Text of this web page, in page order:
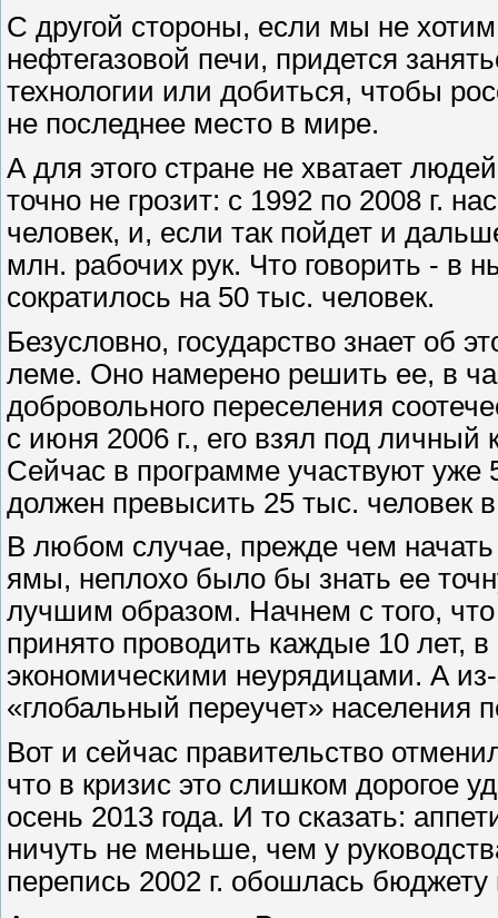
С другой стороны, если мы не
нефтегазовой печи, придется
технологии или добиться, чтобы
не последнее место в мире.
А для этого стране не хватает
точно не грозит: с 1992 по 2008 г.
человек, и, если так пойдет и
млн. рабочих рук. Что говорить - в
сократилось на 50 тыс. человек.
Безусловно, государство знает об
леме. Оно намерено решить ее, в
добровольного переселения
с июня 2006 г., его взял под
Сейчас в программе участвуют уже
должен превысить 25 тыс. человек в
В любом случае, прежде чем
ямы, неплохо было бы знать ее
лучшим образом. Начнем с того,
принято проводить каждые 10 лет,
экономическими неурядицами. А
«глобальный переучет» населения
Вот и сейчас правительство
что в кризис это слишком дорогое
осень 2013 года. И то сказать:
ничуть не меньше, чем у
перепись 2002 г. обошлась